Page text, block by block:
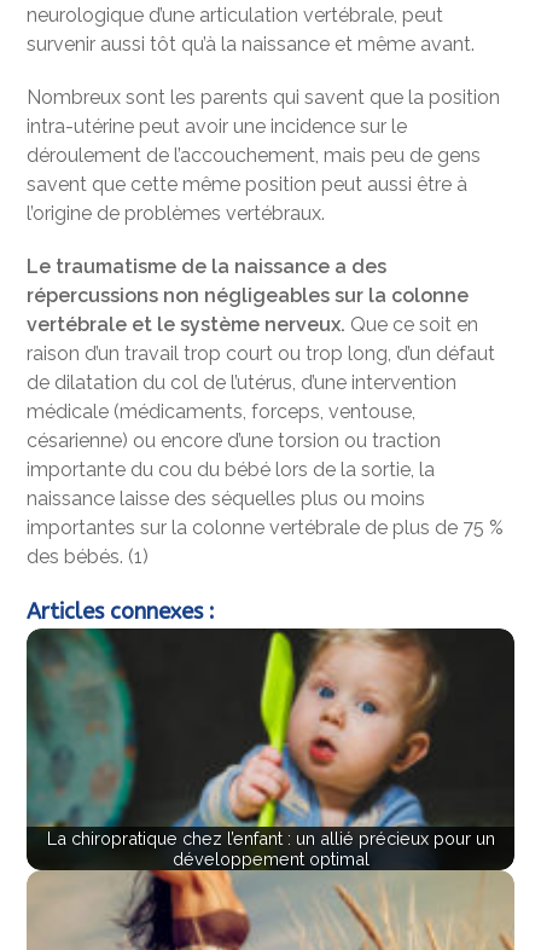
neurologique d’une articulation vertébrale, peut
survenir aussi tôt qu’à la naissance et même avant.
Nombreux sont les parents qui savent que la position
intra-utérine peut avoir une incidence sur le
déroulement de l’accouchement, mais peu de gens
savent que cette même position peut aussi être à
l’origine de problèmes vertébraux.
Le traumatisme de la naissance a des
répercussions non négligeables sur la colonne
vertébrale et le système nerveux. Que ce soit en
raison d’un travail trop court ou trop long, d’un défaut
de dilatation du col de l’utérus, d’une intervention
médicale (médicaments, forceps, ventouse,
césarienne) ou encore d’une torsion ou traction
importante du cou du bébé lors de la sortie, la
naissance laisse des séquelles plus ou moins
importantes sur la colonne vertébrale de plus de 75 %
des bébés. (1)
Articles connexes :
La chiropratique chez l’enfant : un allié précieux pour un
développement optimal